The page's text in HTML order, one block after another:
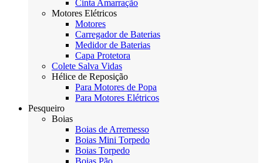
Cinta Amarração
Motores Elétricos
Motores
Carregador de Baterias
Medidor de Baterias
Capa Protetora
Colete Salva Vidas
Hélice de Reposição
Para Motores de Popa
Para Motores Elétricos
Pesqueiro
Boias
Boias de Arremesso
Boias Mini Torpedo
Boias Torpedo
Boias Pão